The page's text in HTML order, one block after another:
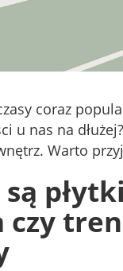
coraz
u nas na
Warto
są
czy